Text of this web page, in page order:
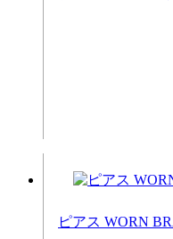
ピアス WORN